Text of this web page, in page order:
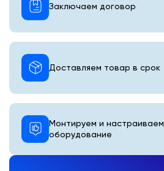
Монтируем и настраиваем
оборудование
Доставляем товар в срок
Заключаем договор